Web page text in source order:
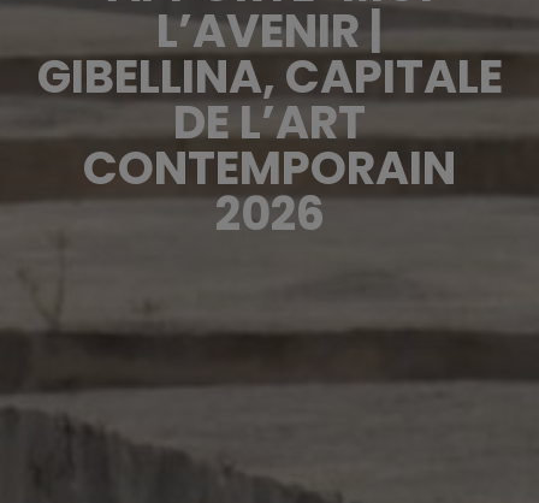
L’AVENIR |
GIBELLINA, CAPITALE
DE L’ART
CONTEMPORAIN
2026